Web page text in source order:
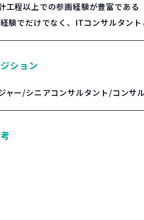
工程以上での参画経験が豊富である
経験でだけでなく、ITコンサルタン
ション
ャー/シニアコンサルタント/コンサ